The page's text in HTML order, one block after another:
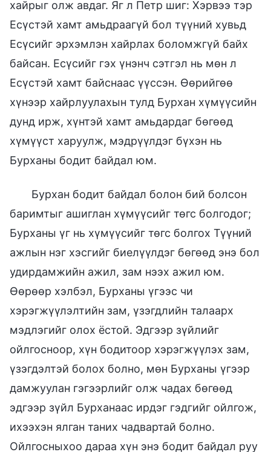
хайрыг олж авдаг. Яг л Петр шиг: Хэрвээ тэр
Есүстэй хамт амьдраагүй бол түүний хувьд
Есүсийг эрхэмлэн хайрлах боломжгүй байх
байсан. Есүсийг гэх үнэнч сэтгэл нь мөн л
Есүстэй хамт байснаас үүссэн. Өөрийгөө
хүнээр хайрлуулахын тулд Бурхан хүмүүсийн
дунд ирж, хүнтэй хамт амьдардаг бөгөөд
хүмүүст харуулж, мэдрүүлдэг бүхэн нь
Бурханы бодит байдал юм.
Бурхан бодит байдал болон бий болсон
баримтыг ашиглан хүмүүсийг төгс болгодог;
Бурханы үг нь хүмүүсийг төгс болгох Түүний
ажлын нэг хэсгийг биелүүлдэг бөгөөд энэ бол
удирдамжийн ажил, зам нээх ажил юм.
Өөрөөр хэлбэл, Бурханы үгээс чи
хэрэгжүүлэлтийн зам, үзэгдлийн талаарх
мэдлэгийг олох ёстой. Эдгээр зүйлийг
ойлгосноор, хүн бодитоор хэрэгжүүлэх зам,
үзэгдэлтэй болох болно, мөн Бурханы үгээр
дамжуулан гэгээрлийг олж чадах бөгөөд
эдгээр зүйл Бурханаас ирдэг гэдгийг ойлгож,
ихээхэн ялган таних чадвартай болно.
Ойлгосныхоо дараа хүн энэ бодит байдал руу